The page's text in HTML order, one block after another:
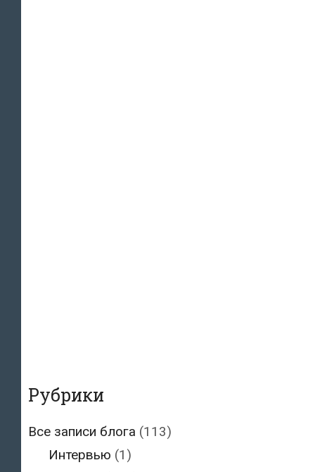
Рубрики
Все записи блога (113)
Интервью (1)